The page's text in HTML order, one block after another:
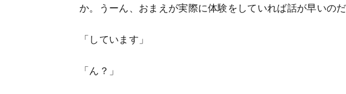
か。うーん、おまえが実際に体験をしていれば話が早いの
「しています」
「ん？」